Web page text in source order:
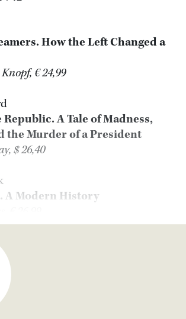
How the Left Changed a
€ 24,99
A Tale of Madness,
the Murder of a President
$ 26,40
A Modern History